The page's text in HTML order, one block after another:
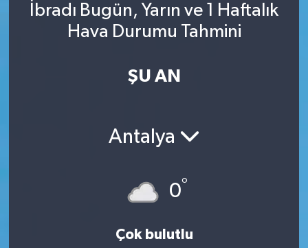
İbradı Bugün, Yarın ve 1 Haftalık
Hava Durumu Tahmini
ŞU AN
Antalya
0°
Çok bulutlu
Siyaset
Süper Lig Puan Durumu ve Fikstür
Son Dakika Haberleri